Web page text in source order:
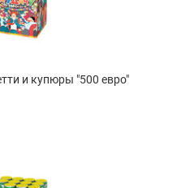
и купюры "500 евро"